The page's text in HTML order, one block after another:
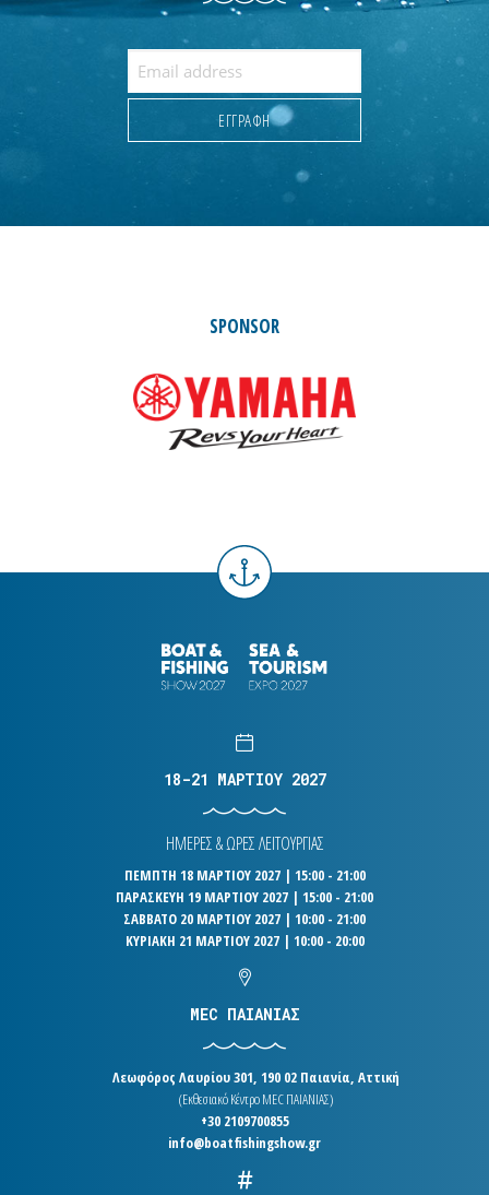
SPONSOR
18-21 ΜΑΡΤΙΟΥ 2027
ΗΜΕΡΕΣ & ΩΡΕΣ ΛΕΙΤΟΥΡΓΙΑΣ
ΠΕΜΠΤΗ 18 ΜΑΡΤΙΟΥ 2027 | 15:00 - 21:00
ΠΑΡΑΣΚΕΥΗ 19 ΜΑΡΤΙΟΥ 2027 | 15:00 - 21:00
ΣΑΒΒΑΤΟ 20 ΜΑΡΤΙΟΥ 2027 | 10:00 - 21:00
ΚΥΡΙΑΚΗ 21 ΜΑΡΤΙΟΥ 2027 | 10:00 - 20:00
MEC ΠΑΙΑΝΙΑΣ
Λεωφόρος Λαυρίου 301, 190 02 Παιανία, Αττική
(Εκθεσιακό Κέντρο MEC ΠΑΙΑΝΙΑΣ)
+30 2109700855
info@boatfishingshow.gr